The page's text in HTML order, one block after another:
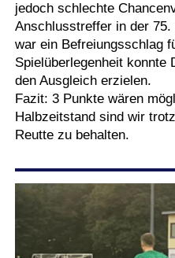
jedoch schlechte
Anschlusstreffer in der
war ein Befreiungsschlag
Spielüberlegenheit konnte
den Ausgleich erzielen.
Fazit: 3 Punkte wären
Halbzeitstand sind wir
Reutte zu behalten.